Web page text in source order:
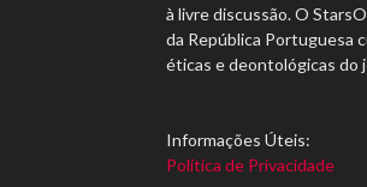
à livre discussão. O
da República Portuguesa
éticas e deontológicas do
Informações Úteis:
Política de Privacidade